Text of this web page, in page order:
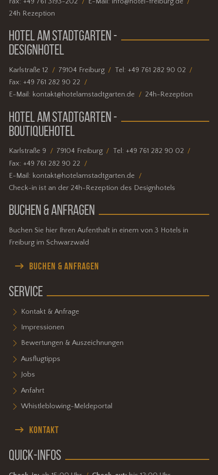
24h Rezeption
HOTEL AM STADTGARTEN -
DESIGNHOTEL
Karlstraße 12 79104 Freiburg Tel: +49 761 282 90 02
Fax:+49 761 282 90 22
E-Mail: kontakt@hotelamstadtgarten.de 24h-Rezeption
HOTEL AM STADTGARTEN -
BOUTIQUEHOTEL
Karlstraße 9 79104 Freiburg Tel: +49 761 282 90 02
Fax:+49 761 282 90 22
E-Mail: kontakt@hotelamstadtgarten.de
Check-in ist an der 24h-Rezeption des Designhotels
BUCHEN & ANFRAGEN
Buchen Sie hier Ihren Aufenthalt in einem von 3 Hotels in
Freiburg im Schwarzwald
BUCHEN & ANFRAGEN
SERVICE
Kontakt & Anfrage
Impressionen
Bewertungen & Auszeichnungen
Ausflugtipps
Jobs
Anfahrt
Whistleblowing-Meldeportal
KONTAKT
QUICK-INFOS